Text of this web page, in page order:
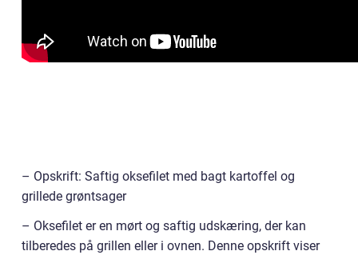
– Opskrift: Saftig oksefilet med bagt kartoffel og
grillede grøntsager
– Oksefilet er en mørt og saftig udskæring, der kan
tilberedes på grillen eller i ovnen. Denne opskrift viser